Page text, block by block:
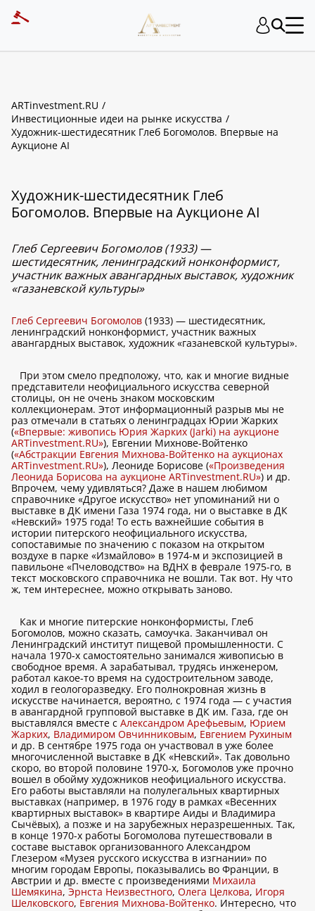
ARTinvestment.RU
Инвестиционные идеи на рынке искусства
Художник-шестидесятник Глеб Богомолов. Впервые на
Аукционе AI
Художник-шестидесятник Глеб
Богомолов. Впервые на Аукционе AI
Глеб Сергеевич Богомолов (1933) —
шестидесятник, ленинградский нонконформист,
участник важных авангардных выставок, художник
«газаневской культуры»
Глеб Сергеевич Богомолов (1933) — шестидесятник,
ленинградский нонконформист, участник важных
авангардных выставок, художник «газаневской культуры».
При этом смело предположу, что, как и многие видные
представители неофициального искусства северной
столицы, он не очень знаком московским
коллекционерам. Этот информационный разрыв мы не
раз отмечали в статьях о ленинградцах Юрии Жарких
(«Впервые: живопись Юрия Жарких (Jarki) на аукционе
ARTinvestment.RU»), Евгении Михнове-Войтенко
(«Абстракции Евгения Михнова-Войтенко на аукционах
ARTinvestment.RU»), Леониде Борисове («Произведения
Леонида Борисова на аукционе ARTinvestment.RU») и др.
Впрочем, чему удивляться? Даже в нашем любимом
справочнике «Другое искусство» нет упоминаний ни о
выставке в ДК имени Газа 1974 года, ни о выставке в ДК
«Невский» 1975 года! То есть важнейшие события в
истории питерского неофициального искусства,
сопоставимые по значению с показом на открытом
воздухе в парке «Измайлово» в 1974-м и экспозицией в
павильоне «Пчеловодство» на ВДНХ в феврале 1975-го, в
текст московского справочника не вошли. Так вот. Ну что
ж, тем интереснее, можно открывать заново.
Как и многие питерские нонконформисты, Глеб
Богомолов, можно сказать, самоучка. Заканчивал он
Ленинградский институт пищевой промышленности. С
начала 1970-х самостоятельно занимался живописью в
свободное время. А зарабатывал, трудясь инженером,
работал какое-то время на судостроительном заводе,
ходил в геологоразведку. Его полнокровная жизнь в
искусстве начинается, вероятно, с 1974 года — с участия
в авангардной групповой выставке в ДК им. Газа, где он
выставлялся вместе с Александром Арефьевым, Юрием
Жарких, Владимиром Овчинниковым, Евгением Рухиным
и др. В сентябре 1975 года он участвовал в уже более
многочисленной выставке в ДК «Невский». Так довольно
скоро, во второй половине 1970-х, Богомолов уже прочно
вошел в обойму художников неофициального искусства.
Его работы выставляли на полулегальных квартирных
выставках (например, в 1976 году в рамках «Весенних
квартирных выставок» в квартире Аиды и Владимира
Сычёвых), а позже и на зарубежных неразрешенных. Так,
в конце 1970-х работы Богомолова путешествовали в
составе выставок организованного Александром
Глезером «Музея русского искусства в изгнании» по
многим городам Европы, показывались во Франции, в
Австрии и др. вместе с произведениями Михаила
Шемякина, Эрнста Неизвестного, Олега Целкова, Игоря
Шелковского, Евгения Михнова-Войтенко. Интересно, что